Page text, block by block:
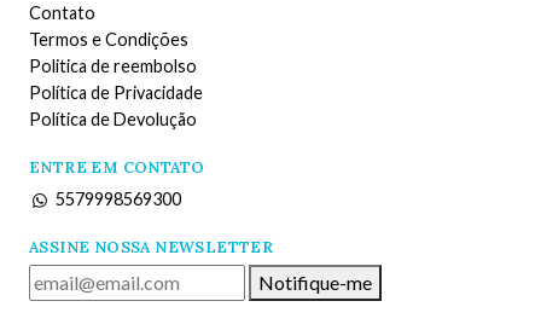
Contato
Termos e Condições
Politica de reembolso
Política de Privacidade
Política de Devolução
ENTRE EM CONTATO
5579998569300
ASSINE NOSSA NEWSLETTER
Notifique-me